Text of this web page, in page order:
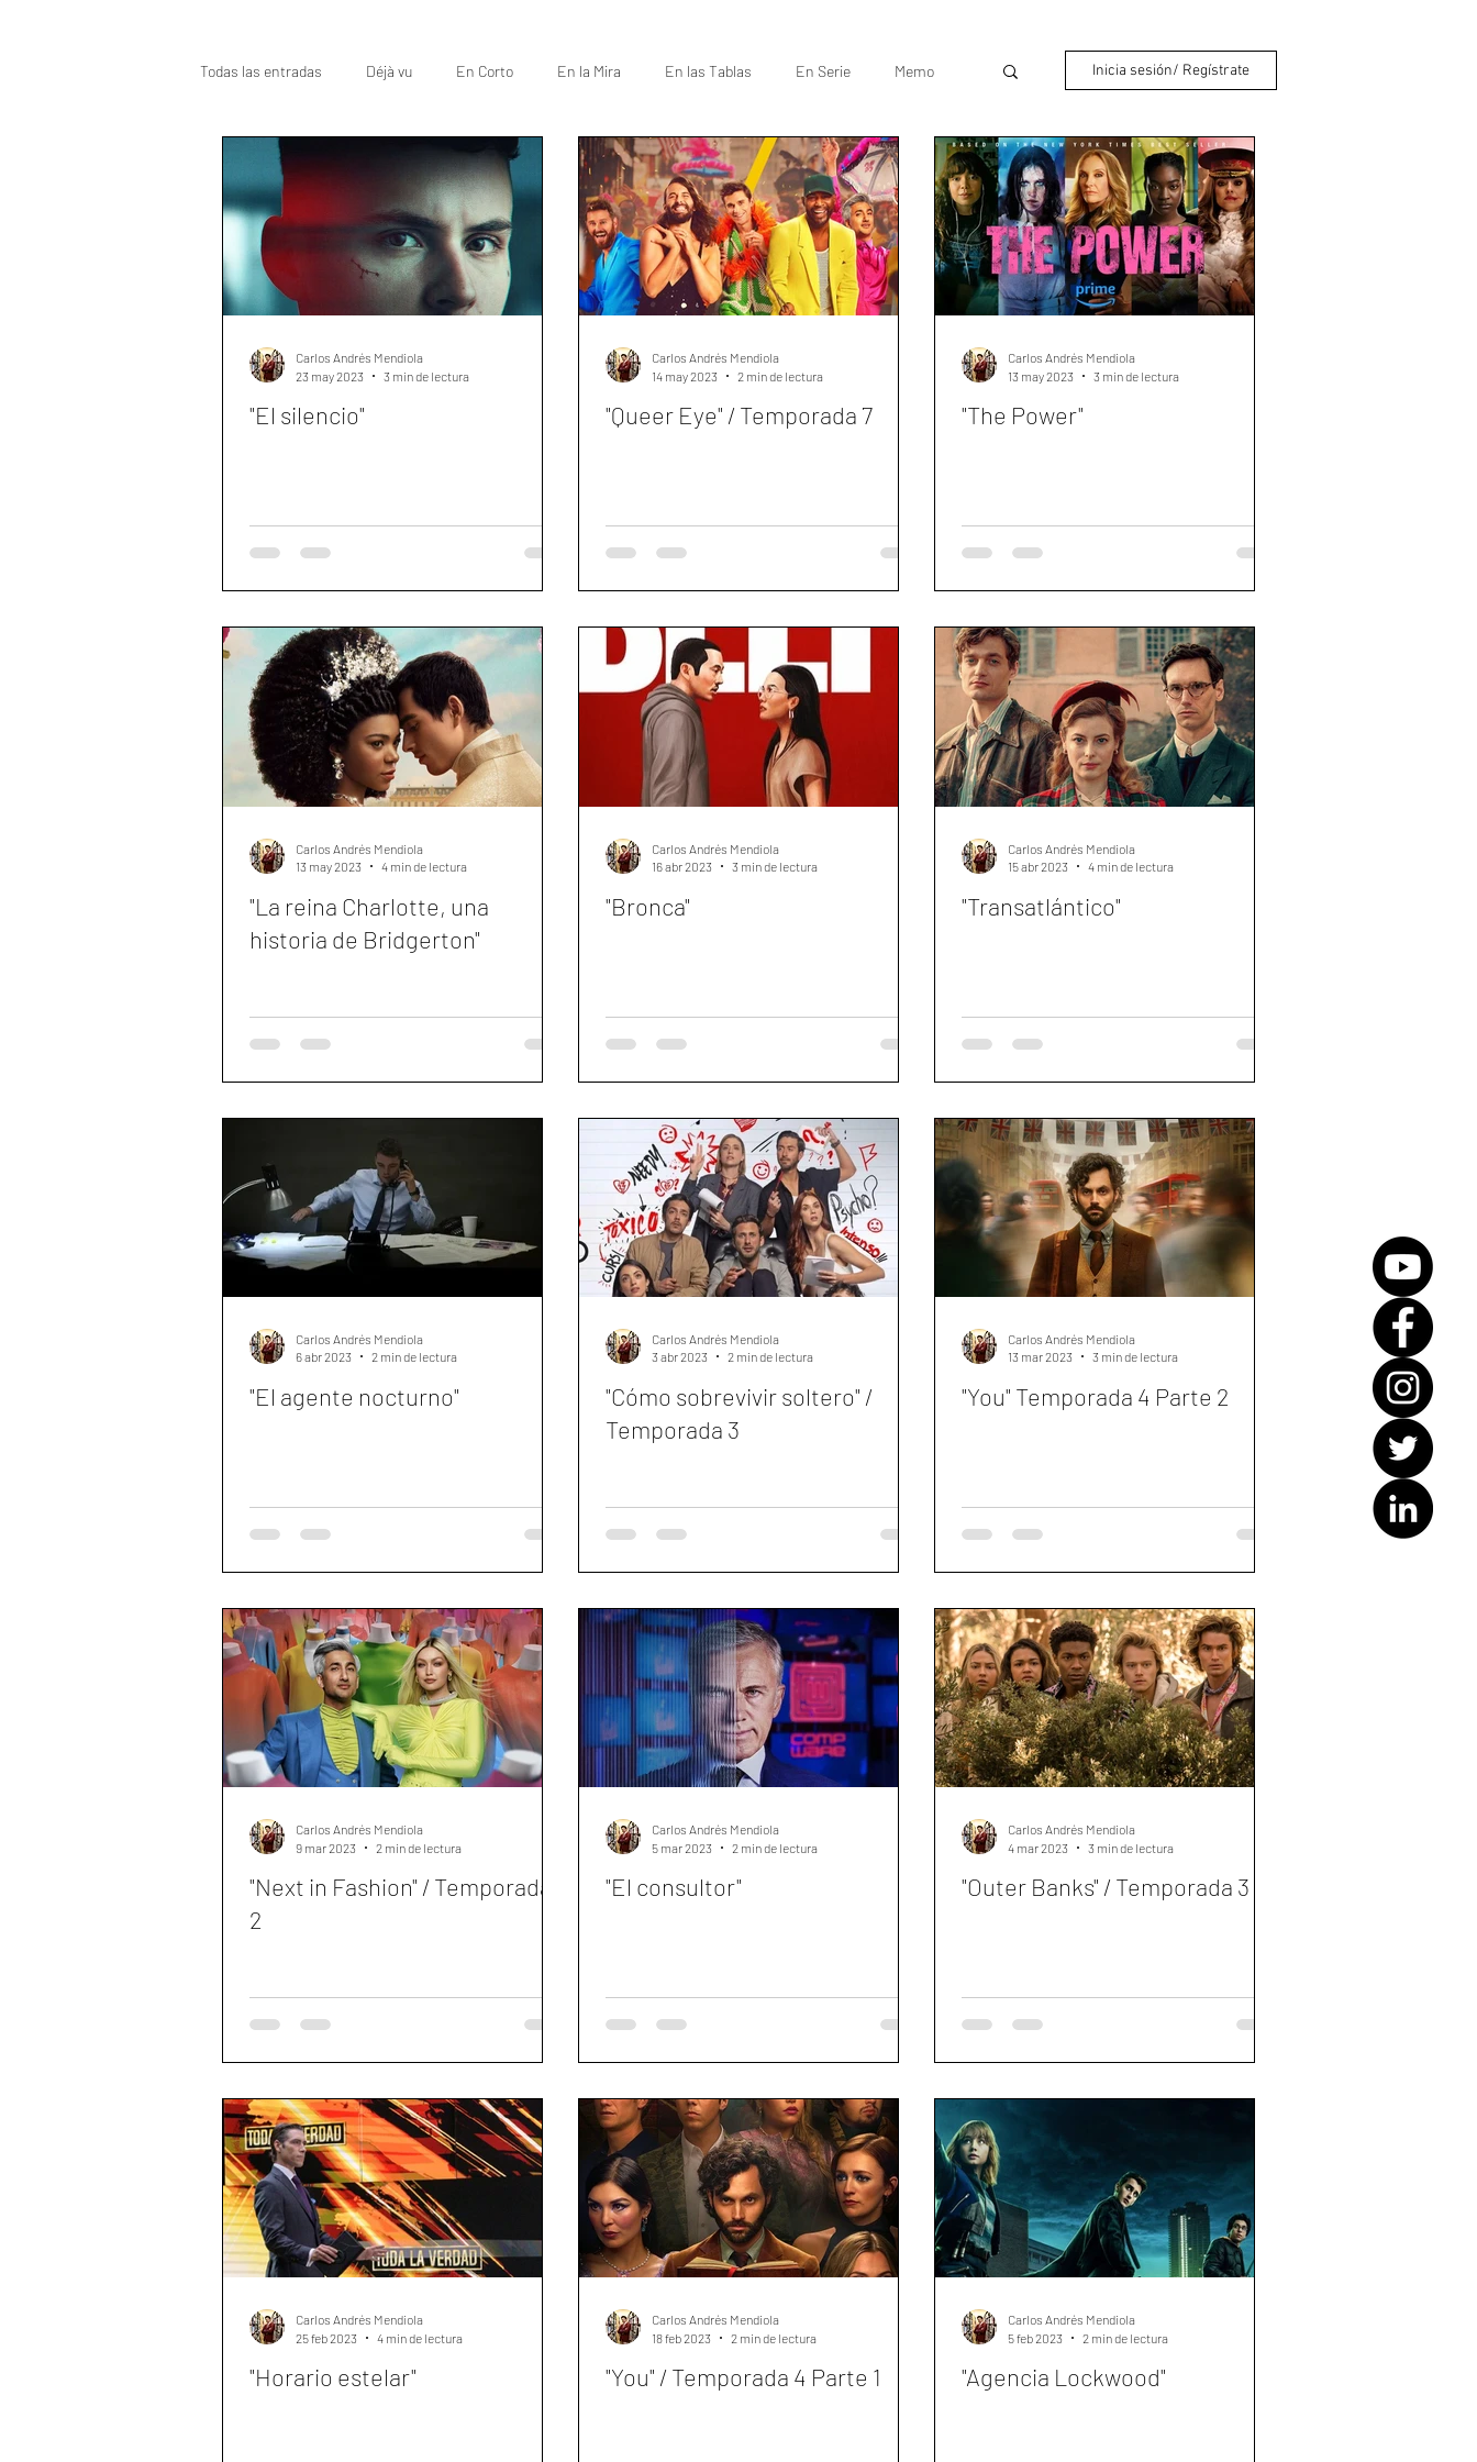
Todas las entradas Déjà vu En Corto En la Mira En las Tablas En Serie Memo
Oscar
Inicia sesión/ Regístrate
"El silencio"
Carlos Andrés Mendiola
23 may 2023
3 min de lectura
"Queer Eye" / Temporada 7
Carlos Andrés Mendiola
14 may 2023
2 min de lectura
"The Power"
Carlos Andrés Mendiola
13 may 2023
3 min de lectura
"La reina Charlotte, una
historia de Bridgerton"
Carlos Andrés Mendiola
13 may 2023
4 min de lectura
"Bronca"
Carlos Andrés Mendiola
16 abr 2023
3 min de lectura
"Transatlántico"
Carlos Andrés Mendiola
15 abr 2023
4 min de lectura
"El agente nocturno"
Carlos Andrés Mendiola
6 abr 2023
2 min de lectura
"Cómo sobrevivir soltero" /
Temporada 3
Carlos Andrés Mendiola
3 abr 2023
2 min de lectura
"You" Temporada 4 Parte 2
Carlos Andrés Mendiola
13 mar 2023
3 min de lectura
"Next in Fashion" / Temporada
2
Carlos Andrés Mendiola
9 mar 2023
2 min de lectura
"El consultor"
Carlos Andrés Mendiola
5 mar 2023
2 min de lectura
"Outer Banks" / Temporada 3
Carlos Andrés Mendiola
4 mar 2023
3 min de lectura
"Horario estelar"
Carlos Andrés Mendiola
25 feb 2023
4 min de lectura
"You" / Temporada 4 Parte 1
Carlos Andrés Mendiola
18 feb 2023
2 min de lectura
"Agencia Lockwood"
Carlos Andrés Mendiola
5 feb 2023
2 min de lectura